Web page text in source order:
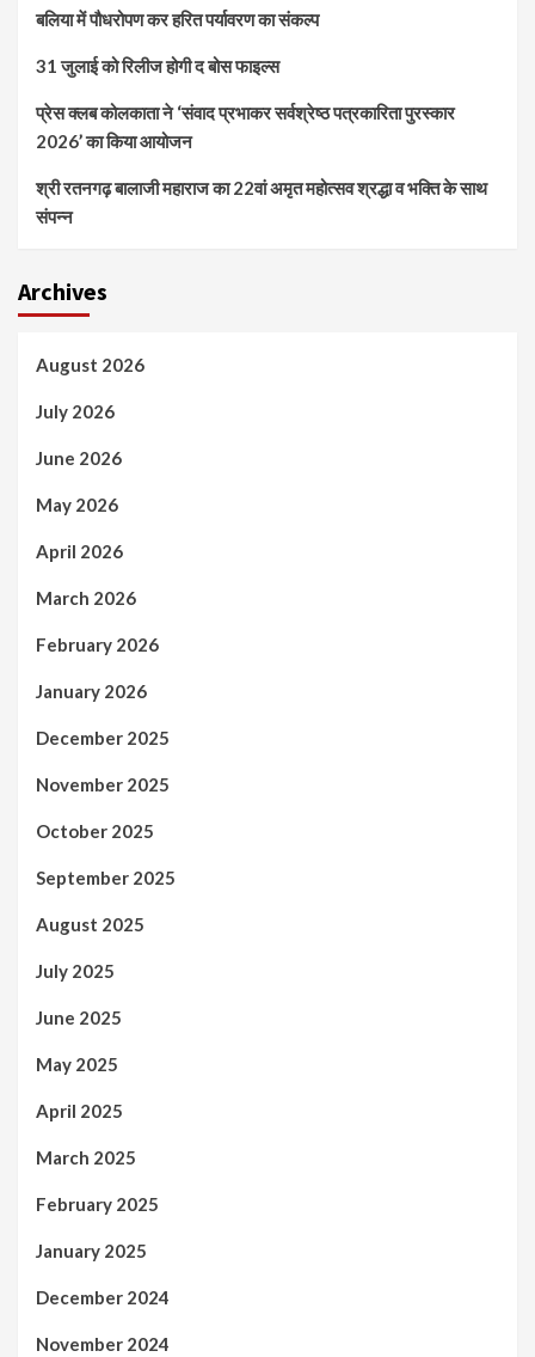
बलिया में पौधरोपण कर हरित पर्यावरण का संकल्प
31 जुलाई को रिलीज होगी द बोस फाइल्स
प्रेस क्लब कोलकाता ने ‘संवाद प्रभाकर सर्वश्रेष्ठ पत्रकारिता पुरस्कार
2026’ का किया आयोजन
श्री रतनगढ़ बालाजी महाराज का 22वां अमृत महोत्सव श्रद्धा व भक्ति के साथ
संपन्न
Archives
August 2026
July 2026
June 2026
May 2026
April 2026
March 2026
February 2026
January 2026
December 2025
November 2025
October 2025
September 2025
August 2025
July 2025
June 2025
May 2025
April 2025
March 2025
February 2025
January 2025
December 2024
November 2024